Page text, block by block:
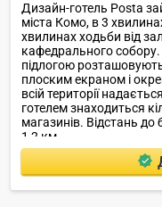
Дизайн-готель Posta
міста Комо, в 3
хвилинах ходьби від
кафедрального
підлогою
плоским екраном і
всій території
готелем знаходиться
магазинів. Відстань до
1,2 км.